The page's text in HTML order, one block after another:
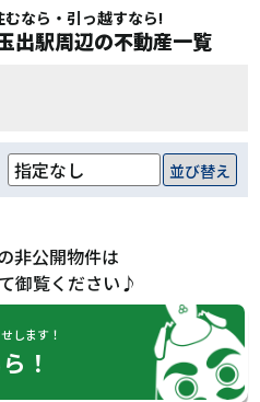
なら・引っ越すなら!
出駅周辺の不動産一覧
並び替え
非公開物件は
御覧ください♪
します！
！